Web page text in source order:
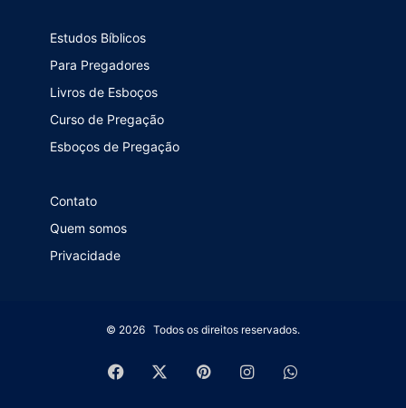
Estudos Bíblicos
Para Pregadores
Livros de Esboços
Curso de Pregação
Esboços de Pregação
Contato
Quem somos
Privacidade
© 2026 Todos os direitos reservados.
Facebook PinterestInstagramWhatsApp